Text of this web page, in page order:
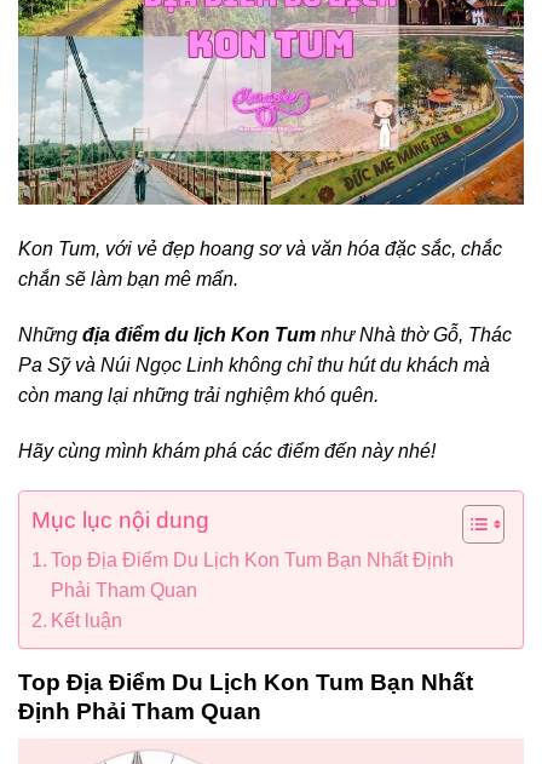
Kon Tum, với vẻ đẹp hoang sơ và văn hóa đặc sắc, chắc
chắn sẽ làm bạn mê mẩn.
Những địa điểm du lịch Kon Tum như Nhà thờ Gỗ, Thác
Pa Sỹ và Núi Ngọc Linh không chỉ thu hút du khách mà
còn mang lại những trải nghiệm khó quên.
Hãy cùng mình khám phá các điểm đến này nhé!
Mục lục nội dung
Top Địa Điểm Du Lịch Kon Tum Bạn Nhất Định
Phải Tham Quan
Kết luận
Top Địa Điểm Du Lịch Kon Tum Bạn Nhất
Định Phải Tham Quan